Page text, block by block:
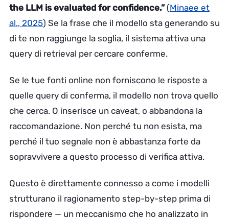
the LLM is evaluated for confidence.”(Minaee et
al., 2025) Se la frase che il modello sta generando su
di te non raggiunge la soglia, il sistema attiva una
query di retrieval per cercare conferme.
Se le tue fonti online non forniscono le risposte a
quelle query di conferma, il modello non trova quello
che cerca. O inserisce un caveat, o abbandona la
raccomandazione. Non perché tu non esista, ma
perché il tuo segnale non è abbastanza forte da
sopravvivere a questo processo di verifica attiva.
Questo è direttamente connesso a come i modelli
strutturano il ragionamento step-by-step prima di
rispondere — un meccanismo che ho analizzato in